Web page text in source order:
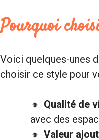
Pourquoi
Voici quelques-unes
choisir ce style pour
Qualité de
avec des
Valeur